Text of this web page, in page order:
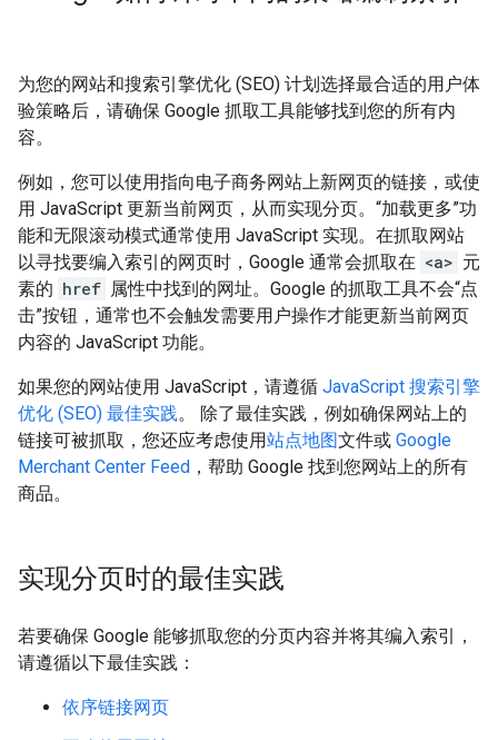
为您的网站和搜索引擎优化 (SEO) 计划选择最合适的用户体
验策略后，请确保 Google 抓取工具能够找到您的所有内
容。
例如，您可以使用指向电子商务网站上新网页的链接，或使
用 JavaScript 更新当前网页，从而实现分页。“加载更多”功
能和无限滚动模式通常使用 JavaScript 实现。在抓取网站
以寻找要编入索引的网页时，Google 通常会抓取在 <a> 元
素的 href 属性中找到的网址。Google 的抓取工具不会“点
击”按钮，通常也不会触发需要用户操作才能更新当前网页
内容的 JavaScript 功能。
如果您的网站使用 JavaScript，请遵循 JavaScript 搜索引擎
优化 (SEO) 最佳实践。 除了最佳实践，例如确保网站上的
链接可被抓取，您还应考虑使用站点地图文件或 Google
Merchant Center Feed ，帮助 Google 找到您网站上的所有
商品。
实现分页时的最佳实践
若要确保 Google 能够抓取您的分页内容并将其编入索引，
请遵循以下最佳实践：
依序链接网页